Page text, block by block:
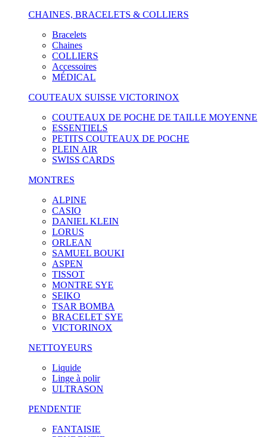
CHAINES, BRACELETS & COLLIERS
Bracelets
Chaines
COLLIERS
Accessoires
MÉDICAL
COUTEAUX SUISSE VICTORINOX
COUTEAUX DE POCHE DE TAILLE MOYENNE
ESSENTIELS
PETITS COUTEAUX DE POCHE
PLEIN AIR
SWISS CARDS
MONTRES
ALPINE
CASIO
DANIEL KLEIN
LORUS
ORLEAN
SAMUEL BOUKI
ASPEN
TISSOT
MONTRE SYE
SEIKO
TSAR BOMBA
BRACELET SYE
VICTORINOX
NETTOYEURS
Liquide
Linge à polir
ULTRASON
PENDENTIF
FANTAISIE